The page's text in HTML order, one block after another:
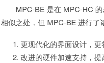
MPC-BE 是在 MPC-HC 的
相似之处，但 MPC-BE 进行了
更现代化的界面设计，更
改进的硬件加速支持，提